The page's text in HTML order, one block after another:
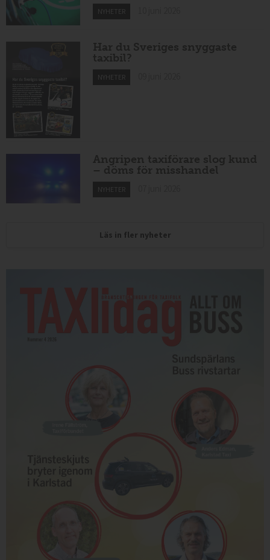
NYHETER
Har du Sveriges snyggaste
taxibil?
NYHETER
Angripen taxiförare slog kund
– döms för misshandel
NYHETER
Läs in fler nyheter